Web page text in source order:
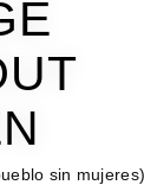
sin mujeres)